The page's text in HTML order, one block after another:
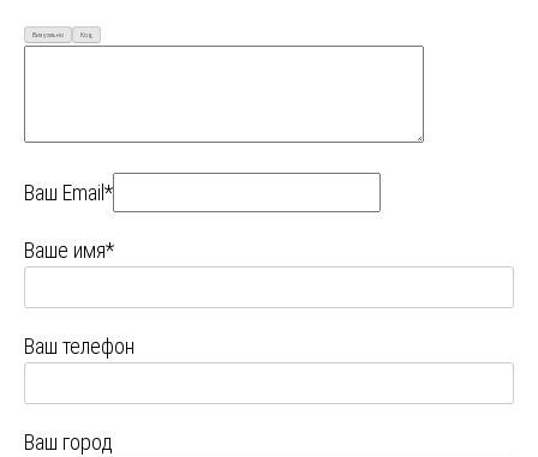
Визуально Код
Ваш Email*
Ваше имя*
Ваш телефон
Ваш город